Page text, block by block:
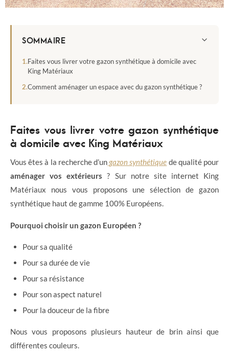
SOMMAIRE
Faites vous livrer votre gazon synthétique à domicile avec
King Matériaux
Comment aménager un espace avec du gazon synthétique ?
Faites vous livrer votre gazon synthétique
à domicile avec King Matériaux
Vous êtes à la recherche d’ungazon synthétique de qualité pour
aménager vos extérieurs ? Sur notre site internet King
Matériaux nous vous proposons une sélection de gazon
synthétique haut de gamme 100% Européens.
Pourquoi choisir un gazon Européen ?
Pour sa qualité
Pour sa durée de vie
Pour sa résistance
Pour son aspect naturel
Pour la douceur de la fibre
Nous vous proposons plusieurs hauteur de brin ainsi que
différentes couleurs.